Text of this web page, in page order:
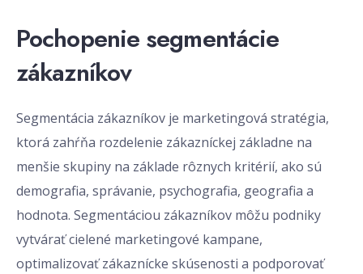
Pochopenie segmentácie
zákazníkov
Segmentácia zákazníkov je marketingová stratégia,
ktorá zahŕňa rozdelenie zákazníckej základne na
menšie skupiny na základe rôznych kritérií, ako sú
demografia, správanie, psychografia, geografia a
hodnota. Segmentáciou zákazníkov môžu podniky
vytvárať cielené marketingové kampane,
optimalizovať zákaznícke skúsenosti a podporovať